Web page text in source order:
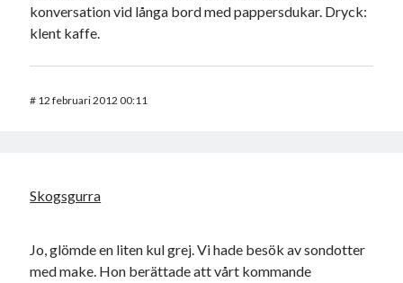
konversation vid långa bord med pappersdukar. Dryck:
klent kaffe.
# 12 februari 2012 00:11
Skogsgurra
Jo, glömde en liten kul grej. Vi hade besök av sondotter
med make. Hon berättade att vårt kommande